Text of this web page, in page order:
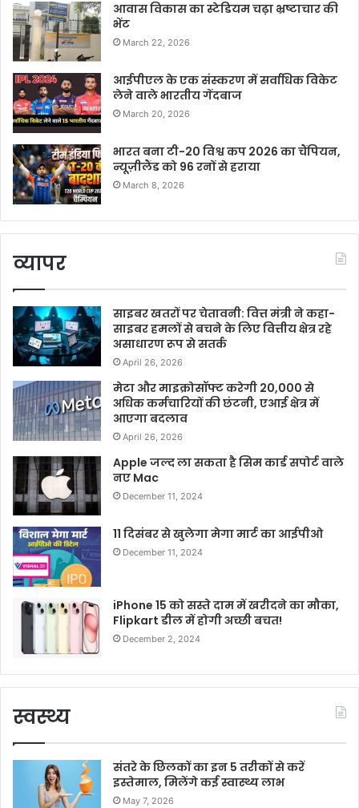
आवास विकास का स्टेडियम चढ़ा भ्रष्टाचार की
भेंट
March 22, 2026
आईपीएल के एक संस्करण में सर्वाधिक विकेट
लेने वाले भारतीय गेंदबाज
March 20, 2026
भारत बना टी-20 विश्व कप 2026 का चैंपियन,
न्यूज़ीलैंड को 96 रनों से हराया
March 8, 2026
व्यापर
साइबर खतरों पर चेतावनी: वित्त मंत्री ने कहा-
साइबर हमलों से बचने के लिए वित्तीय क्षेत्र रहे
असाधारण रूप से सतर्क
April 26, 2026
मेटा और माइक्रोसॉफ्ट करेगी 20,000 से
अधिक कर्मचारियों की छंटनी, एआई क्षेत्र में
आएगा बदलाव
April 26, 2026
Apple जल्द ला सकता है सिम कार्ड सपोर्ट वाले
नए Mac
December 11, 2024
11 दिसंबर से खुलेगा मेगा मार्ट का आईपीओ
December 11, 2024
iPhone 15 को सस्ते दाम में खरीदने का मौका,
Flipkart डील में होगी अच्छी बचत!
December 2, 2024
स्वस्थ्य
संतरे के छिलकों का इन 5 तरीकों से करें
इस्तेमाल, मिलेंगे कई स्वास्थ्य लाभ
May 7, 2026